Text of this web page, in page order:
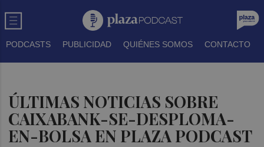
PODCASTS PUBLICIDAD QUIÉNES SOMOS CONTACTO
ÚLTIMAS NOTICIAS SOBRE
CAIXABANK-SE-DESPLOMA-
EN-BOLSA EN PLAZA PODCAST